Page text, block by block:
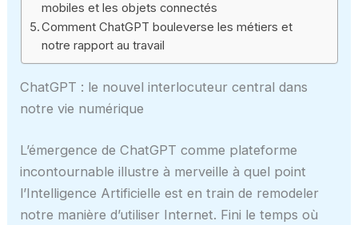
mobiles et les objets connectés
Comment ChatGPT bouleverse les métiers et
notre rapport au travail
ChatGPT : le nouvel interlocuteur central dans
notre vie numérique
L’émergence de ChatGPT comme plateforme
incontournable illustre à merveille à quel point
l’Intelligence Artificielle est en train de remodeler
notre manière d’utiliser Internet. Fini le temps où